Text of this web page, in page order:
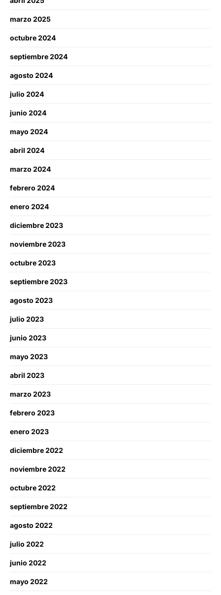
marzo 2025
octubre 2024
septiembre 2024
agosto 2024
julio 2024
junio 2024
mayo 2024
abril 2024
marzo 2024
febrero 2024
enero 2024
diciembre 2023
noviembre 2023
octubre 2023
septiembre 2023
agosto 2023
julio 2023
junio 2023
mayo 2023
abril 2023
marzo 2023
febrero 2023
enero 2023
diciembre 2022
noviembre 2022
octubre 2022
septiembre 2022
agosto 2022
julio 2022
junio 2022
mayo 2022